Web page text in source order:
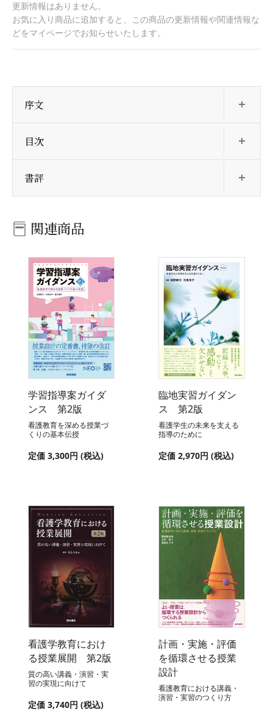
更新情報はありません。
お気に入り商品に追加すると、この商品の更新情報や関連情報な
どをマイページでお知らせいたします。
序文
目次
書評
関連商品
学習指導案ガイダ
ンス 第2版
看護教育を深める授業づ
くりの基本伝授
定価 3,300円 (税込)
臨地実習ガイダン
ス 第2版
看護学生の未来を支える
指導のために
定価 2,970円 (税込)
看護学教育におけ
る授業展開 第2版
質の高い講義・演習・実
習の実現に向けて
定価 3,740円 (税込)
計画・実施・評価
を循環させる授業
設計
看護教育における講義・
演習・実習のつくり方